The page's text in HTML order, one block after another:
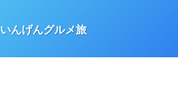
いんげんグルメ旅